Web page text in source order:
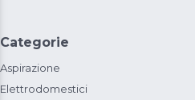
Categorie
Aspirazione
Elettrodomestici